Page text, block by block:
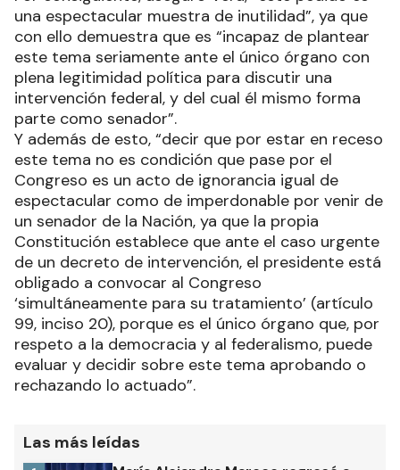
una espectacular muestra de inutilidad”, ya que
con ello demuestra que es “incapaz de plantear
este tema seriamente ante el único órgano con
plena legitimidad política para discutir una
intervención federal, y del cual él mismo forma
parte como senador”.
Y además de esto, “decir que por estar en receso
este tema no es condición que pase por el
Congreso es un acto de ignorancia igual de
espectacular como de imperdonable por venir de
un senador de la Nación, ya que la propia
Constitución establece que ante el caso urgente
de un decreto de intervención, el presidente está
obligado a convocar al Congreso
‘simultáneamente para su tratamiento’ (artículo
99, inciso 20), porque es el único órgano que, por
respeto a la democracia y al federalismo, puede
evaluar y decidir sobre este tema aprobando o
rechazando lo actuado”.
Las más leídas